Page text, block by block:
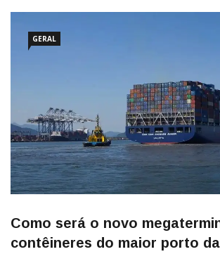
GERAL
Como será o novo
contêineres do maior porto